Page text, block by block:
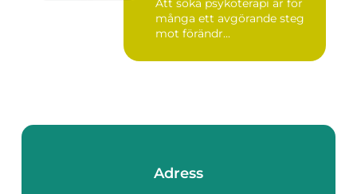
Att söka psykoterapi är för
många ett avgörande steg
mot förändr...
Adress